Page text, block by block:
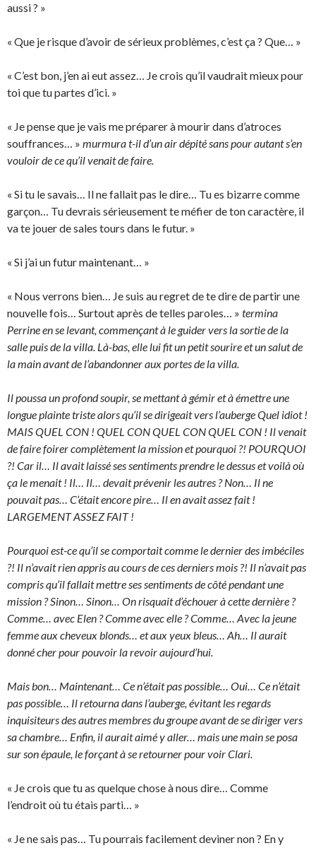
aussi ? »
« Que je risque d’avoir de sérieux problèmes, c’est ça ? Que… »
« C’est bon, j’en ai eut assez… Je crois qu’il vaudrait mieux pour
toi que tu partes d’ici. »
« Je pense que je vais me préparer à mourir dans d’atroces
souffrances… » murmura t-il d’un air dépité sans pour autant s’en
vouloir de ce qu’il venait de faire.
« Si tu le savais… Il ne fallait pas le dire… Tu es bizarre comme
garçon… Tu devrais sérieusement te méfier de ton caractère, il
va te jouer de sales tours dans le futur. »
« Si j’ai un futur maintenant… »
« Nous verrons bien… Je suis au regret de te dire de partir une
nouvelle fois… Surtout après de telles paroles… » termina
Perrine en se levant, commençant à le guider vers la sortie de la
salle puis de la villa. Là-bas, elle lui fit un petit sourire et un salut de
la main avant de l’abandonner aux portes de la villa.
Il poussa un profond soupir, se mettant à gémir et à émettre une
longue plainte triste alors qu’il se dirigeait vers l’auberge Quel idiot !
MAIS QUEL CON ! QUEL CON QUEL CON QUEL CON ! Il venait
de faire foirer complètement la mission et pourquoi ?! POURQUOI
?! Car il… Il avait laissé ses sentiments prendre le dessus et voilà où
ça le menait ! Il… Il… devait prévenir les autres ? Non… Il ne
pouvait pas… C’était encore pire… Il en avait assez fait !
LARGEMENT ASSEZ FAIT !
Pourquoi est-ce qu’il se comportait comme le dernier des imbéciles
?! Il n’avait rien appris au cours de ces derniers mois ?! Il n’avait pas
compris qu’il fallait mettre ses sentiments de côté pendant une
mission ? Sinon… Sinon… On risquait d’échouer à cette dernière ?
Comme… avec Elen ? Comme avec elle ? Comme… Avec la jeune
femme aux cheveux blonds… et aux yeux bleus… Ah… Il aurait
donné cher pour pouvoir la revoir aujourd’hui.
Mais bon… Maintenant… Ce n’était pas possible… Oui… Ce n’était
pas possible… Il retourna dans l’auberge, évitant les regards
inquisiteurs des autres membres du groupe avant de se diriger vers
sa chambre… Enfin, il aurait aimé y aller… mais une main se posa
sur son épaule, le forçant à se retourner pour voir Clari.
« Je crois que tu as quelque chose à nous dire… Comme
l’endroit où tu étais parti… »
« Je ne sais pas… Tu pourrais facilement deviner non ? En y